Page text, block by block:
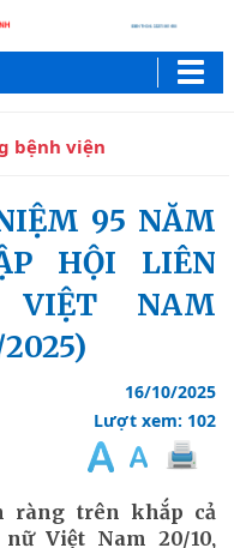
bệnh viện
HỘI LIÊN
NAM
16/10/2025
Lượt xem: 102
ràng trên khắp cả
Việt Nam 20/10,